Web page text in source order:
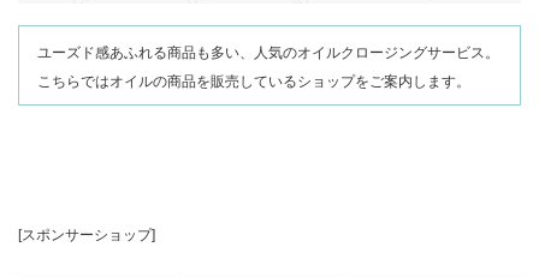
ユーズド感あふれる商品も多い、人気のオイルクロージングサービス。
こちらではオイルの商品を販売しているショップをご案内します。
[スポンサーショップ]